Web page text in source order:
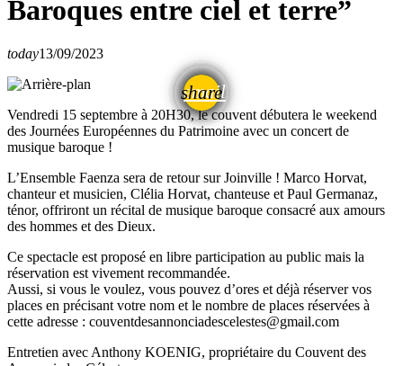
Baroques entre ciel et terre”
today13/09/2023
share
email
Vendredi 15 septembre à 20H30, le couvent débutera le weekend
des Journées Européennes du Patrimoine avec un concert de
musique baroque !
L’Ensemble Faenza sera de retour sur Joinville ! Marco Horvat,
chanteur et musicien, Clélia Horvat, chanteuse et Paul Germanaz,
ténor, offriront un récital de musique baroque consacré aux amours
des hommes et des Dieux.
Ce spectacle est proposé en libre participation au public mais la
réservation est vivement recommandée.
Aussi, si vous le voulez, vous pouvez d’ores et déjà réserver vos
places en précisant votre nom et le nombre de places réservées à
cette adresse : couventdesannonciadescelestes@gmail.com
Entretien avec Anthony KOENIG, propriétaire du Couvent des